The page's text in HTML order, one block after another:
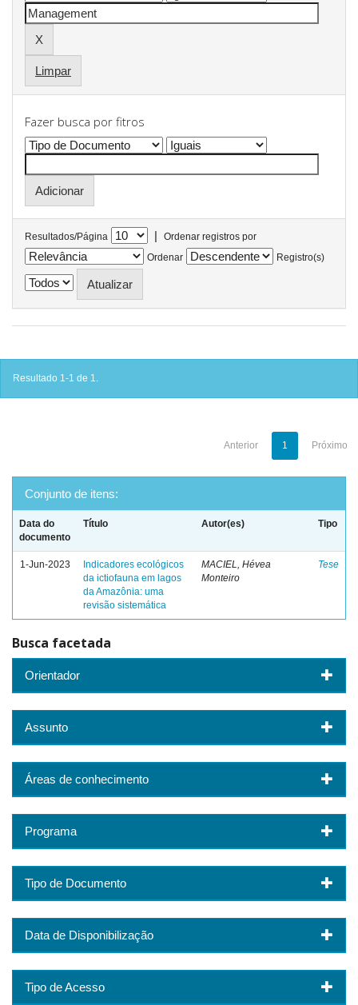
Limpar
Fazer busca por fitros
Resultados/Página |
Ordenar registros por
Ordenar
Registro(s)
Resultado 1-1 de 1.
Anterior 1 Próximo
Conjunto de itens:
Data do
documento
Título Autor(es) Tipo
1-Jun-2023
Indicadores ecológicos
da ictiofauna em lagos
da Amazônia: uma
revisão sistemática
MACIEL, Hévea
Monteiro
Tese
Busca facetada
Orientador
Assunto
Áreas de conhecimento
Programa
Tipo de Documento
Data de Disponibilização
Tipo de Acesso